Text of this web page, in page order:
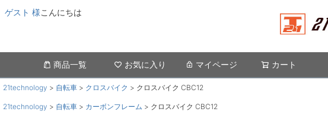
ゲスト 様こんにちは
商品一覧 お気に入り マイページ カート
21technology 自転車 クロスバイク クロスバイク CBC12
21technology 自転車 カーボンフレーム クロスバイク CBC12